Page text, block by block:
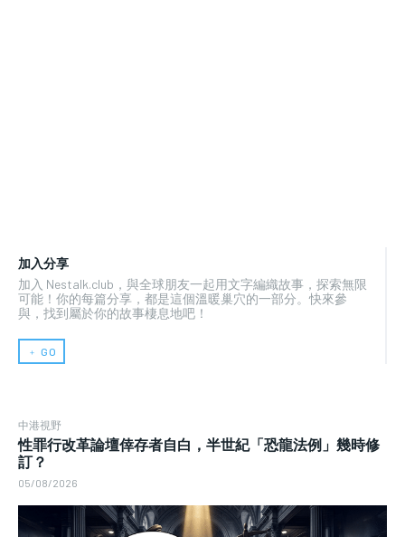
加入分享
加入 Nestalk.club，與全球朋友一起用文字編織故事，探索無限
可能！你的每篇分享，都是這個溫暖巢穴的一部分。快來參
與，找到屬於你的故事棲息地吧！
﹢ GO
中港視野
性罪行改革論壇倖存者自白，半世紀「恐龍法例」幾時修
訂？
05/08/2026